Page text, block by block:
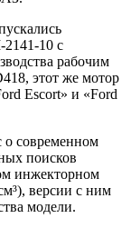
10 с
рабочим
этот же мотор
Escort» и «Ford
о современном
поисков
инжекторном
версии с ним
модели.